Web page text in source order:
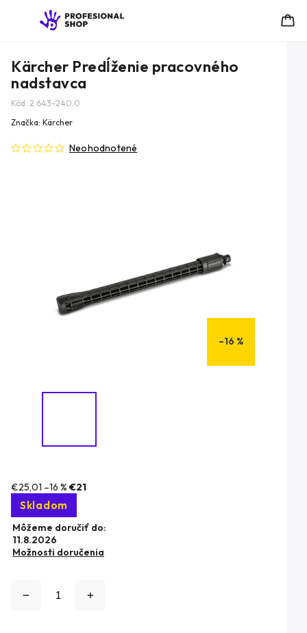
Kärcher Predĺženie pracovného
nadstavca
Kód: 2.643-240.0
Neohodnotené
Značka: Kärcher
–16 %
€25,01 –16 % €21
Skladom
Môžeme doručiť do:
11.8.2026
Možnosti doručenia